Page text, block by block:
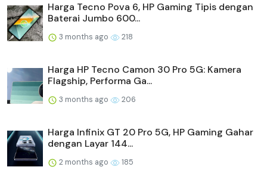
Harga Tecno Pova 6, HP Gaming Tipis dengan
Baterai Jumbo 600...
3 months ago 218
Harga HP Tecno Camon 30 Pro 5G: Kamera
Flagship, Performa Ga...
3 months ago 206
Harga Infinix GT 20 Pro 5G, HP Gaming Gahar
dengan Layar 144...
2 months ago 185